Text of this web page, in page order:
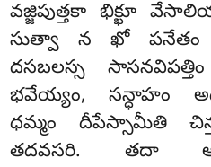
వజ్జిపుత్తకా భిక్ఖూ
సుత్వా న ఖో పనేతం
దసబలస్స
భవేయ్యం, సన్ధాహం
ధమ్మం దీపేస్సామీతి
తదవసరి. తదా